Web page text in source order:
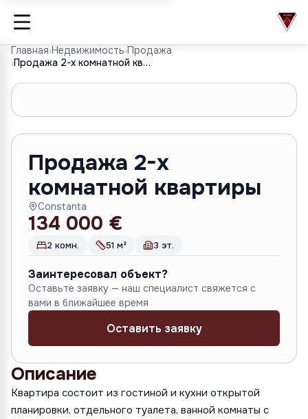
Главная›Недвижимость›Продажа
›
Продажа 2-х комнатной квартиры
1/9
Продажа 2-х
комнатной квартиры
Constanta
134 000 €
2 комн. 51 м² 3 эт.
Заинтересовал объект?
Оставьте заявку — наш специалист свяжется с
вами в ближайшее время
Оставить заявку
Описание
Kвартира состоит из гостиной и кухни открытой
планировки, отдельного туалета, ванной комнаты с